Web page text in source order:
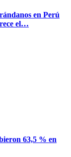
en Perú
el…
63,5 % en